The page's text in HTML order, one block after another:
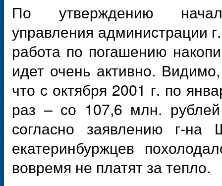
По утверждению
управления администрации
работа по погашению
идет очень активно.
что с октября 2001 г. по
раз – со 107,6 млн.
согласно заявлению г-
екатеринбуржцев
вовремя не платят за тепло.